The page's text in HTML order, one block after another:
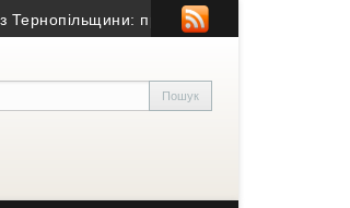
причина смерті – гостра серцево-